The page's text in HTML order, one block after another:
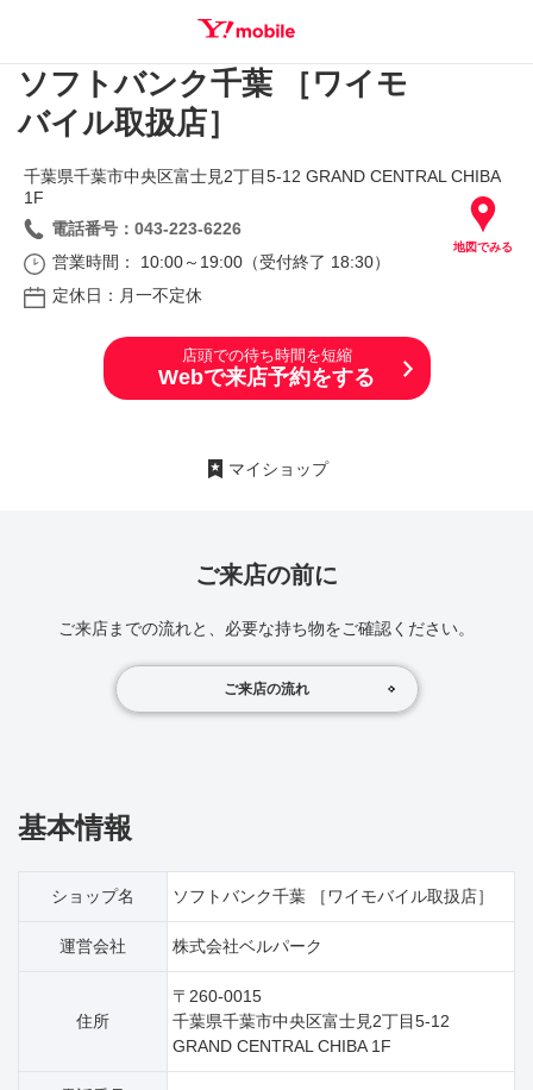
SEARCH
ソフトバンク千葉 ［ワイモ
バイル取扱店］
地図でみる
千葉県千葉市中央区富士見2丁目5‐12 GRAND CENTRAL CHIBA
1F
電話番号：043-223-6226
営業時間： 10:00～19:00（受付終了 18:30）
定休日：月一不定休
店頭での待ち時間を短縮
Webで来店予約をする
マイショップ
ご来店の前に
ご来店までの流れと、必要な持ち物をご確認ください。
ご来店の流れ
基本情報
ショップ名 ソフトバンク千葉 ［ワイモバイル取扱店］
運営会社 株式会社ベルパーク
住所
〒260-0015
千葉県千葉市中央区富士見2丁目5‐12
GRAND CENTRAL CHIBA 1F